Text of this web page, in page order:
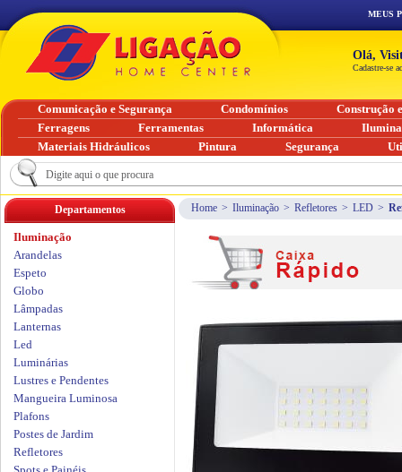
Home > Iluminação > Refletores > LED >
Departamentos
Iluminação
Arandelas
Espeto
Globo
Lâmpadas
Lanternas
Led
Luminárias
Lustres e Pendentes
Mangueira Luminosa
Plafons
Postes de Jardim
Refletores
MEUS
Olá,
Cadastre-se
Comunicação e Segurança Condomínios
Construção
Ferragens
Ferramentas Informática
Materiais Hidráulicos
Pintura Segurança